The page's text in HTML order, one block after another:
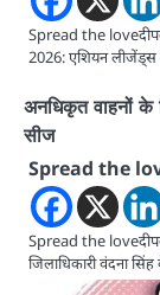
Spread the loveदीपक
2026: एशियन लीजेंड्स
अनधिकृत वाहनों के
सीज
Spread the
Spread the
जिलाधिकारी वंदना